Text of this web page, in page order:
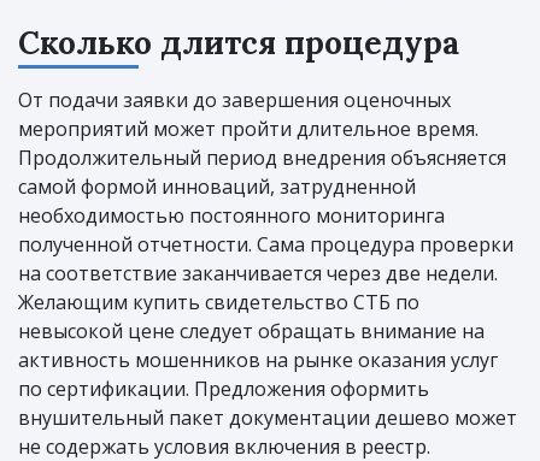
Сколько длится процедура
От подачи заявки до завершения оценочных
мероприятий может пройти длительное время.
Продолжительный период внедрения объясняется
самой формой инноваций, затрудненной
необходимостью постоянного мониторинга
полученной отчетности. Сама процедура проверки
на соответствие заканчивается через две недели.
Желающим купить свидетельство СТБ по
невысокой цене следует обращать внимание на
активность мошенников на рынке оказания услуг
по сертификации. Предложения оформить
внушительный пакет документации дешево может
не содержать условия включения в реестр.